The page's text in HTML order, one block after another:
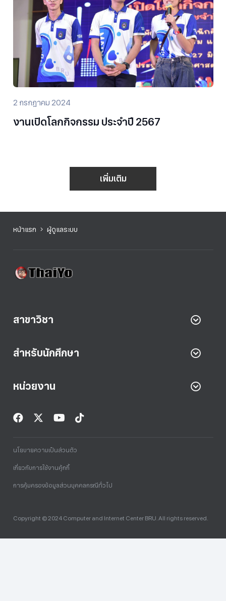
2 กรกฎาคม 2024
งานเปิดโลกกิจกรรม ประจำปี 2567
เพิ่มเติม
หน้าแรก ผู้ดูแลระบบ
สาขาวิชา
สำหรับนักศึกษา
หน่วยงาน
Copyright © 2024 Computer and Internet Center BRU. All rights reserved.
นโยบายความเป็นส่วนตัว
เกี่ยวกับการใช้งานคุ้กกี้
การคุ้มครองข้อมูลส่วนบุคคลกรณีทั่วไป